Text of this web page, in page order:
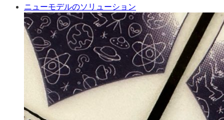
ニューモデルのソリューション